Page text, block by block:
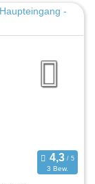
3 Bew.